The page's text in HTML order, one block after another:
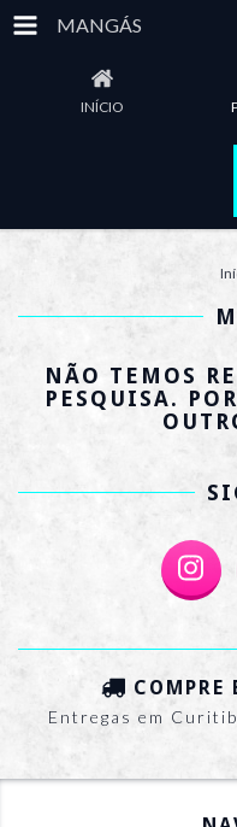
MANGÁS
INÍCIO
NÃO TEMOS
PESQUISA.
COMPRE
Entregas em